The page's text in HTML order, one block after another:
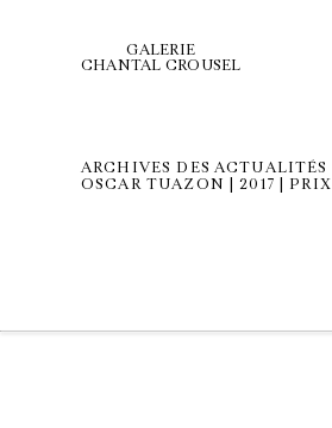
GALERIE
CHANTAL CROUSEL
ARCHIVES DES ACTUALITÉS
OSCAR TUAZON | 2017 | PRIX